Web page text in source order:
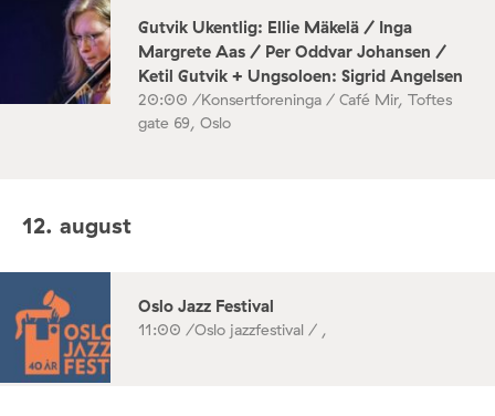
Gutvik Ukentlig: Ellie Mäkelä / Inga
Margrete Aas / Per Oddvar Johansen /
Ketil Gutvik + Ungsoloen: Sigrid Angelsen
20:00 /Konsertforeninga / Café Mir, Toftes
gate 69, Oslo
12. august
Oslo Jazz Festival
11:00 /Oslo jazzfestival / ,